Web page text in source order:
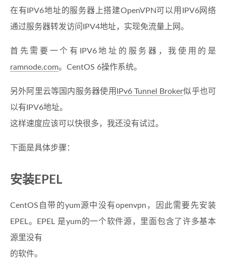
在有IPV6地址的服务器上搭建OpenVPN可以用IPV6网络
通过服务器转发访问IPV4地址，实现免流量上网。
首先需要一个有IPV6地址的服务器，我使用的是
ramnode.com。CentOS 6操作系统。
另外阿里云等国内服务器使用 IPv6 Tunnel Broker似乎也可
以有IPV6地址。
这样速度应该可以快很多，我还没有试过。
下面是具体步骤：
安装EPEL
CentOS自带的yum源中没有openvpn，因此需要先安装
EPEL。EPEL 是yum的一个软件源，里面包含了许多基本
源里没有
的软件。